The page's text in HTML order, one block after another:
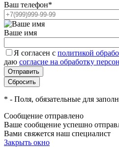
Ваш телефон*
Ваше имя
Я согласен с политикой
даю согласие на обработку
* - Поля, обязательные для
Сообщение отправлено
Ваше сообщение успешно
Вами свяжется наш специалист
Закрыть окно